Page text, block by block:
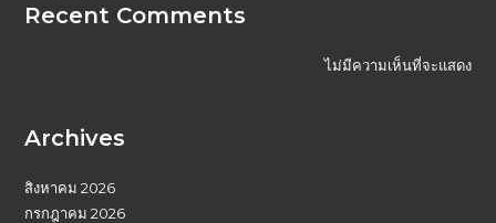
Recent Comments
ไม่มีความเห็นที่จะแสดง
Archives
สิงหาคม 2026
กรกฎาคม 2026